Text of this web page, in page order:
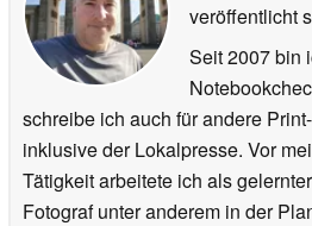
veröffentlicht
Seit 2007 bin
schreibe ich auch für andere
inklusive der Lokalpresse. Vor
Tätigkeit arbeitete ich als
Fotograf unter anderem in der